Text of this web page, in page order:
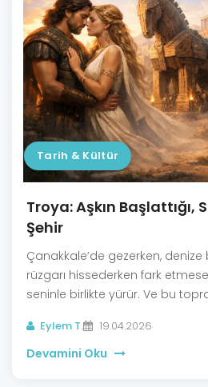
Tarih & Kültür
Troya: Aşkın Başlattığı,
Şehir
Çanakkale’de gezerken,
rüzgarı hissederken fark
seninle birlikte yürür. Ve bu
Eylem T. 19.04.2026
Devamini Oku